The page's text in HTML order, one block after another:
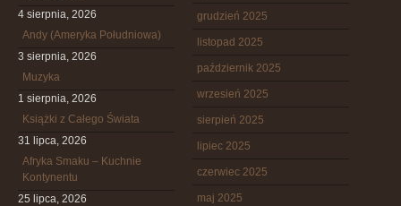
4 sierpnia, 2026
Andy (Ameryka Południowa)
3 sierpnia, 2026
Muzyka
1 sierpnia, 2026
Książki z Całego Świata
31 lipca, 2026
Afryka Smaku – Kuchnie
Kontynentu
25 lipca, 2026
grudzień 2025
listopad 2025
październik 2025
wrzesień 2025
sierpień 2025
lipiec 2025
czerwiec 2025
maj 2025